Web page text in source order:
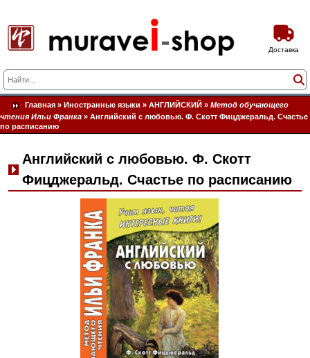
Доставка
Главная » Иностранные языки » АНГЛИЙСКИЙ » Метод обучающего
чтения Ильи Франка » Английский с любовью. Ф. Скотт Фицджеральд. Счастье
по расписанию
Английский с любовью. Ф. Скотт
Фицджеральд. Счастье по расписанию